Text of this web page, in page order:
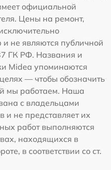
официальной
Цены на ремонт,
не являются публичной
ГК РФ. Названия и
Midea упоминаются
— чтобы обозначить
мы работаем. Наша
с владельцами
и не представляет их
работ выполняются
находящихся в
в соответствии со ст.